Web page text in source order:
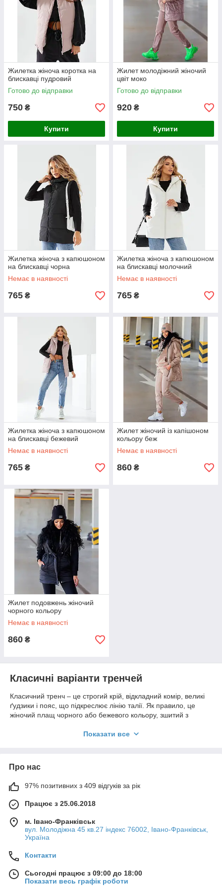
жіночий плащ варто купити, якщо у вас є червоні туфлі на
шпильці – таке поєднання завжди виробляє фурор.
Жилетка жіноча коротка на
блискавці пудровий
Готово до відправки
750 ₴
Купити
Жилет молодіжний жіночий
цвіт моко
Готово до відправки
920 ₴
Купити
Жилетка жіноча з капюшоном
на блискавці чорна
Немає в наявності
765 ₴
Жилетка жіноча з капюшоном
на блискавці молочний
Немає в наявності
765 ₴
Жилетка жіноча з капюшоном
на блискавці бежевий
Немає в наявності
765 ₴
Жилет жіночий із капішоном
кольору беж
Немає в наявності
860 ₴
Жилет подовжень жіночий
чорного кольору
Немає в наявності
860 ₴
Класичні варіанти тренчей
Класичний тренч – це строгий крій, відкладний комір, великі
ґудзики і пояс, що підкреслює лінію талії. Як правило, це
жіночий плащ чорного або бежевого кольору, зшитий з
При виборі тренча радимо вам звернути увагу на підкладку –
плащі, як правило, шиються з легких матеріалів і додаткової
Довгі плащі також відносяться до класичних. Оптимальна
довжина плаща такої моделі – до середини гомілки.
Молодіжні плащі
Молодіжні плащі відрізняються великим вибором кольорів і
забарвлень, короткою довжиною і додатковими елементами
в талії замість пояса.
Короткий плащ з капюшоном давно полюбився
прихильницям спортивного стилю і стилю casual. Під нього
Показати все
Про нас
97% позитивних з 409 відгуків за рік
Працює з 25.06.2018
м. Івано-Франківськ
вул. Молодіжна 45 кв.27 індекс 76002, Івано-Франківськ,
Україна
Контакти
Сьогодні працює з 09:00 до 18:00
Показати весь графік роботи